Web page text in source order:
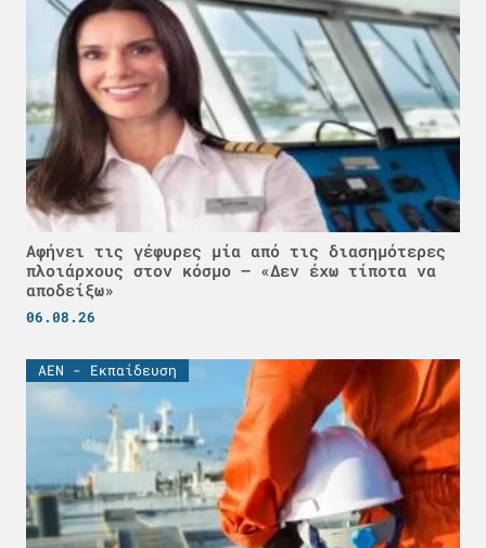
Αφήνει τις γέφυρες μία από τις διασημότερες
πλοιάρχους στον κόσμο – «Δεν έχω τίποτα να
αποδείξω»
06.08.26
ΑΕΝ - Εκπαίδευση